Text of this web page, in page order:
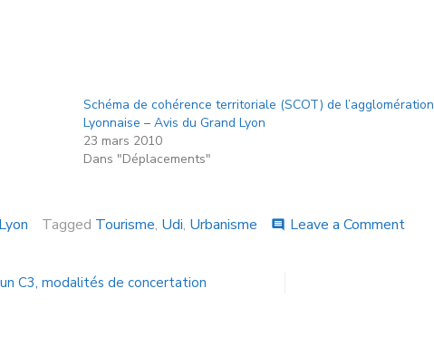
Schéma de cohérence territoriale (SCOT) de l’agglomération
Lyonnaise – Avis du Grand Lyon
23 mars 2010
Dans "Déplacements"
Tagged Tourisme, Udi, Urbanisme comment Leave a Comment
C3, modalités de concertation